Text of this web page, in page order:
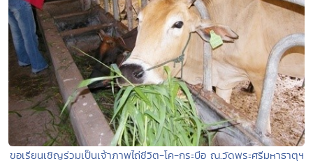
ขอเรียนเชิญร่วมเป็นเจ้าภาพไถ่ชีวิต-โค-กระบือ ณ.วัดพระศรีมหาธาตุฯ